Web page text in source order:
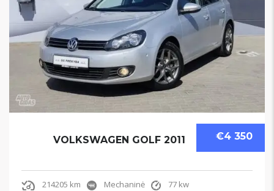
€4 350
VOLKSWAGEN GOLF 2011
214205 km Mechaninė 77 kw